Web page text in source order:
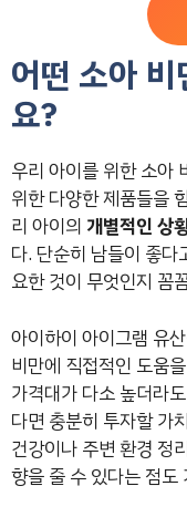
어떤 소아
요?
우리 아이를 위한 소아
위한 다양한 제품들을
리 아이의 개별적인 상
다. 단순히 남들이 좋
요한 것이 무엇인지 꼼
아이하이 아이그램 유
비만에 직접적인 도움
가격대가 다소 높더라
다면 충분히 투자할 가
건강이나 주변 환경 정
향을 줄 수 있다는 점도